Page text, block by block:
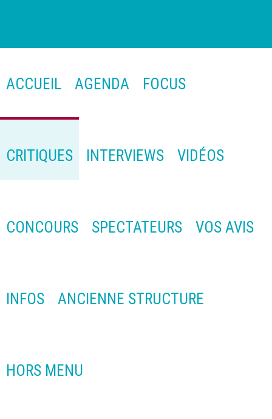
ACCUEIL AGENDA FOCUS
CRITIQUES INTERVIEWS VIDÉOS
CONCOURS SPECTATEURS VOS AVIS
INFOS ANCIENNE STRUCTURE
HORS MENU